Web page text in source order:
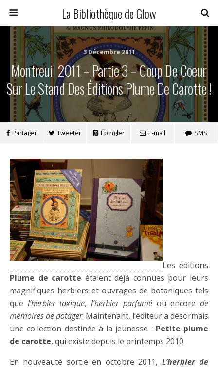
La Bibliothèque de Glow
3 Décembre 2011
Montreuil 2011 – Partie 3 – Coup De Coeur
Sur Le Stand Des Éditions Plume De Carotte !
Partager Tweeter Épingler E-mail SMS
Les éditions
Plume de carotte étaient déjà connues pour leurs
magnifiques herbiers et ouvrages de botaniques tels
que l’herbier toxique,l’herbier parfuméou encorede
mémoires de potager. Maintenant, l’éditeur a désormais
une collection destinée à la jeunesse : Petite plume
de carotte, qui existe depuis le printemps 2010.
En nouveauté sortie en octobre 2011, L’herbier de